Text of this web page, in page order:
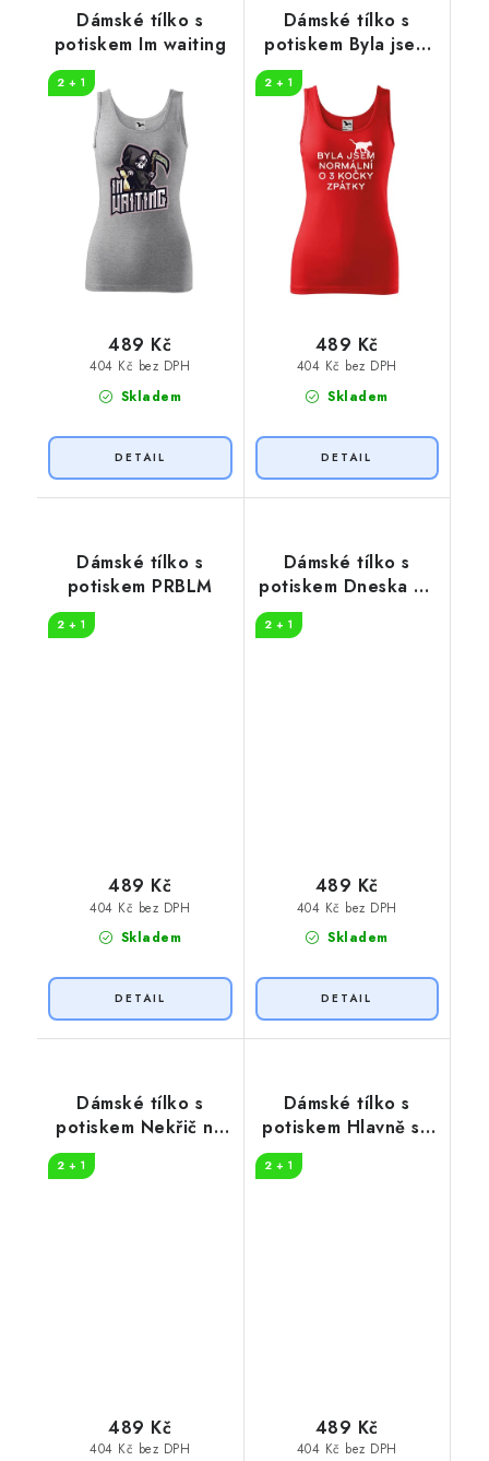
Dámské tílko s
potiskem Im waiting
2 + 1
Skladem
404 Kč bez DPH
489 Kč
Dámské tílko s
potiskem Byla jsem
2 + 1
Skladem
404 Kč bez DPH
489 Kč
Dámské tílko s
potiskem PRBLM
2 + 1
Skladem
404 Kč bez DPH
489 Kč
Dámské tílko s
potiskem Dneska by
2 + 1
Skladem
404 Kč bez DPH
489 Kč
Dámské tílko s
potiskem Nekřič na
2 + 1
404 Kč bez DPH
489 Kč
Dámské tílko s
potiskem Hlavně se
z toho neposrat
2 + 1
404 Kč bez DPH
489 Kč